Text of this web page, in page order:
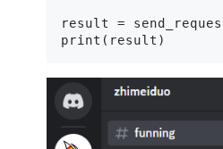
result =
print(result)